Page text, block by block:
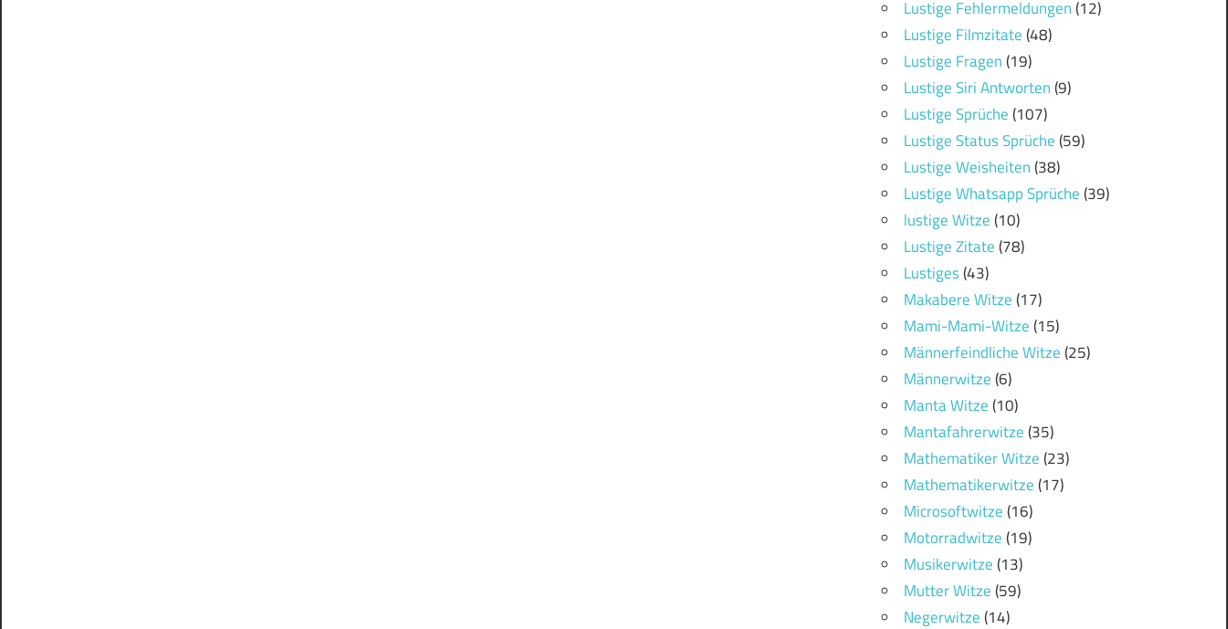
Lustige Fehlermeldungen(12)
Lustige Filmzitate(48)
Lustige Fragen(19)
Lustige Siri Antworten(9)
Lustige Sprüche(107)
Lustige Status Sprüche(59)
Lustige Weisheiten(38)
Lustige Whatsapp Sprüche(39)
lustige Witze(10)
Lustige Zitate(78)
Lustiges(43)
Makabere Witze(17)
Mami-Mami-Witze(15)
Männerfeindliche Witze(25)
Männerwitze(6)
Manta Witze(10)
Mantafahrerwitze(35)
Mathematiker Witze(23)
Mathematikerwitze(17)
Microsoftwitze(16)
Motorradwitze(19)
Musikerwitze(13)
Mutter Witze(59)
Negerwitze(14)